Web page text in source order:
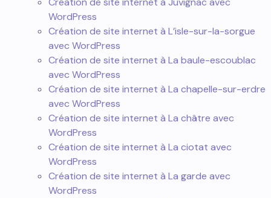
WordPress
Création de site internet à L’isle-sur-la-sorgue
avec WordPress
Création de site internet à La baule-escoublac
avec WordPress
Création de site internet à La chapelle-sur-erdre
avec WordPress
Création de site internet à La châtre avec
WordPress
Création de site internet à La ciotat avec
WordPress
Création de site internet à La garde avec
WordPress